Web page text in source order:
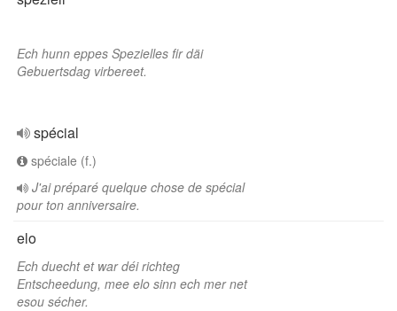
Ech hunn eppes Spezielles fir däi
Gebuertsdag virbereet.
spécial
spéciale (f.)
J'ai préparé quelque chose de spécial
pour ton anniversaire.
elo
Ech duecht et war déi richteg
Entscheedung, mee elo sinn ech mer net
esou sécher.